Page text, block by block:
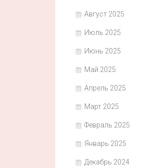
Август 2025
Июль 2025
Июнь 2025
Май 2025
Апрель 2025
Март 2025
Февраль 2025
Январь 2025
Декабрь 2024